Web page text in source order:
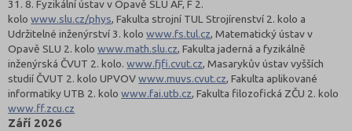
31. 8.Fyzikální ústav v Opavě SLU AF, F 2.
kolowww.slu.cz/phys, Fakulta strojní TUL Strojírenství 2. kolo a
Udržitelné inženýrství 3. kolowww.fs.tul.cz, Matematický ústav v
Opavě SLU 2. kolowww.math.slu.cz, Fakulta jaderná a fyzikálně
inženýrská ČVUT 2. kolo.www.fjfi.cvut.cz, Masarykův ústav vyšších
studií ČVUT 2. kolo UPVOVwww.muvs.cvut.cz, Fakulta aplikované
informatiky UTB 2. kolowww.fai.utb.cz, Fakulta filozofická ZČU 2. kolo
www.ff.zcu.cz
Září 2026